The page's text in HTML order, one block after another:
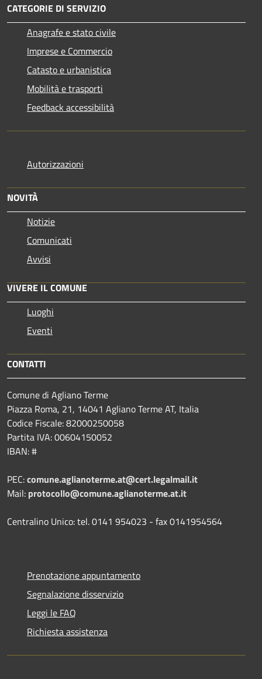
CATEGORIE DI SERVIZIO
Anagrafe e stato civile
Imprese e Commercio
Catasto e urbanistica
Mobilità e trasporti
Feedback accessibilità
Autorizzazioni
NOVITÀ
Notizie
Comunicati
Avvisi
VIVERE IL COMUNE
Luoghi
Eventi
CONTATTI
Comune di Agliano Terme
Piazza Roma, 21, 14041 Agliano Terme AT, Italia
Codice Fiscale: 82000250058
Partita IVA: 00604150052
IBAN: #
PEC:comune.aglianoterme.at@cert.legalmail.it
Mail: protocollo@comune.aglianoterme.at.it
Centralino Unico: tel. 0141 954023 - fax 0141954564
Prenotazione appuntamento
Segnalazione disservizio
Leggi le FAQ
Richiesta assistenza